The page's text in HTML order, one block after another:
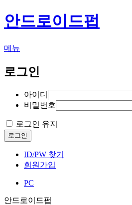
안드로이드펍
메뉴
로그인
아이디
비밀번호
로그인 유지
로그인
ID/PW 찾기
회원가입
PC
안드로이드펍